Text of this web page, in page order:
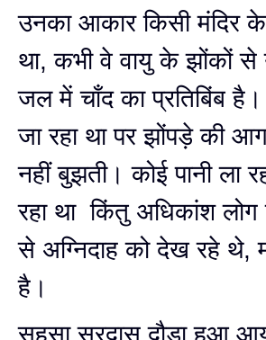
उनका आकार किसी मंदिर
था, कभी वे वायु के झोंकों से
जल में चाँद का प्रतिबिंब
जा रहा था पर झोंपड़े की
नहीं बुझती। कोई पानी ला
रहा था किंतु अधिकांश लोग
से अग्निदाह को देख रहे थे,
है।
सहसा सूरदास दौड़ा हुआ